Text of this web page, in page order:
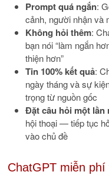
Prompt quá ngắn:
cảnh, người nhận và
Không hỏi thêm:
bạn nói “làm ngắn
thiện hơn”
Tin 100% kết quả:
ngày tháng và sự
trọng từ nguồn gốc
Đặt câu hỏi một lần
hội thoại — tiếp tục
vào chủ đề
ChatGPT miễn